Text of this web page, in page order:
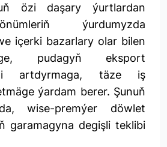
özi daşary ýurtlardan
ýurdumyzda
içerki bazarlary olar bilen
pudagyň eksport
artdyrmaga, täze iş
ýardam berer. Şunuň
wise-premýer döwlet
garamagyna degişli teklibi